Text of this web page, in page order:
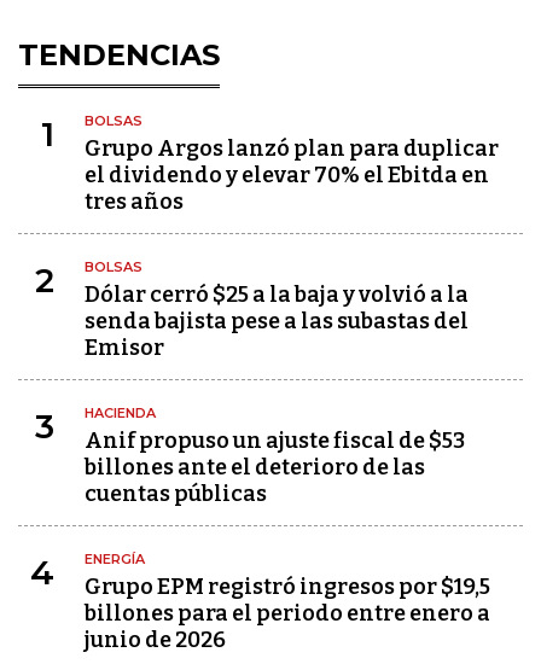
TENDENCIAS
1 BOLSAS
Grupo Argos lanzó plan para duplicar
el dividendo y elevar 70% el Ebitda en
tres años
2 BOLSAS
Dólar cerró $25 a la baja y volvió a la
senda bajista pese a las subastas del
Emisor
3 HACIENDA
Anif propuso un ajuste fiscal de $53
billones ante el deterioro de las
cuentas públicas
4 ENERGÍA
Grupo EPM registró ingresos por $19,5
billones para el periodo entre enero a
junio de 2026